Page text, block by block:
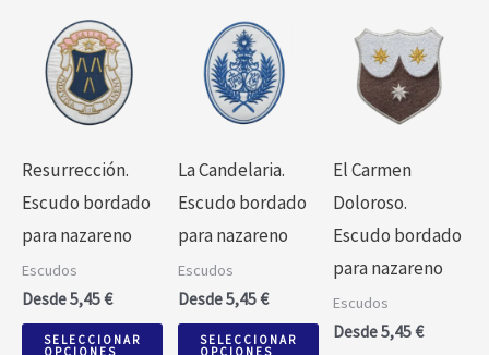
Resurrección.
Escudo bordado
para nazareno
Escudos
Desde5,45€
SELECCIONAR
OPCIONES
producto
tiene
múltiples
Las
opciones
se
pueden
La Candelaria.
Escudo bordado
para nazareno
Escudos
Desde5,45€
SELECCIONAR
OPCIONES
producto
tiene
múltiples
Las
opciones
se
pueden
El Carmen
Doloroso.
Escudo bordado
para nazareno
Escudos
Desde5,45€
producto
tiene
múltiples
Las
opciones
se
pueden
elegir